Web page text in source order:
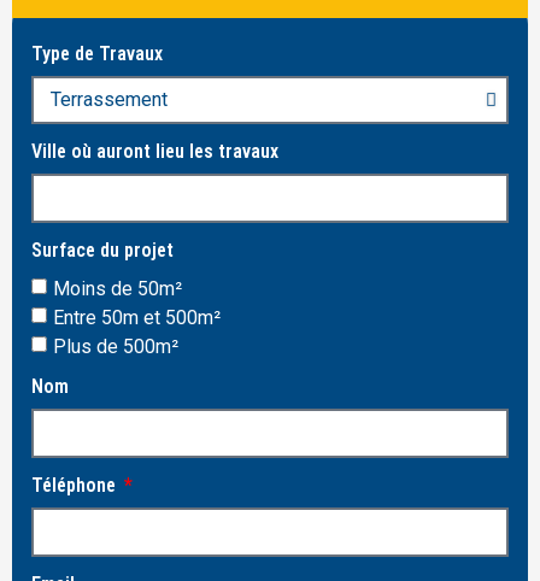
Type de Travaux
Ville où auront lieu les travaux
Surface du projet
Moins de 50m²
Entre 50m et 500m²
Plus de 500m²
Nom
Téléphone